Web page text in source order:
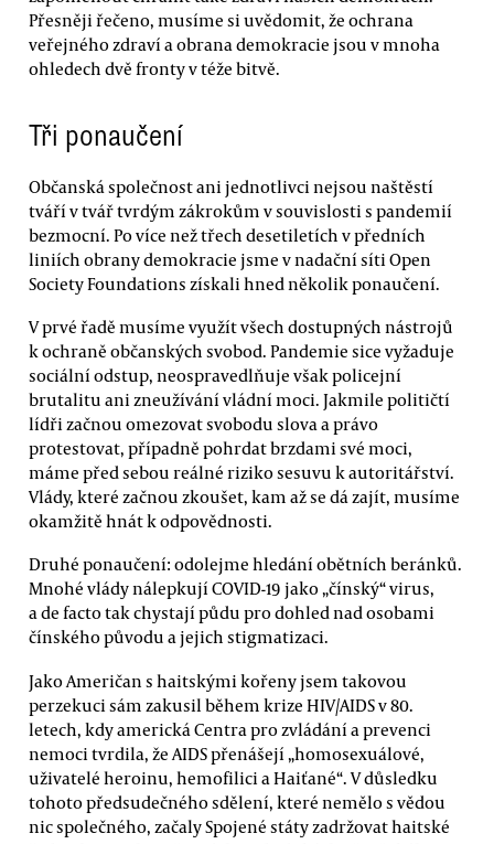
Přesněji řečeno, musíme si uvědomit, že ochrana
veřejného zdraví a obrana demokracie jsou v mnoha
ohledech dvě fronty v téže bitvě.
Tři ponaučení
Občanská společnost ani jednotlivci nejsou naštěstí
tváří v tvář tvrdým zákrokům v souvislosti s pandemií
bezmocní. Po více než třech desetiletích v předních
liniích obrany demokracie jsme v nadační síti Open
Society Foundations získali hned několik ponaučení.
V prvé řadě musíme využít všech dostupných nástrojů
k ochraně občanských svobod. Pandemie sice vyžaduje
sociální odstup, neospravedlňuje však policejní
brutalitu ani zneužívání vládní moci. Jakmile političtí
lídři začnou omezovat svobodu slova a právo
protestovat, případně pohrdat brzdami své moci,
máme před sebou reálné riziko sesuvu k autoritářství.
Vlády, které začnou zkoušet, kam až se dá zajít, musíme
okamžitě hnát k odpovědnosti.
Druhé ponaučení: odolejme hledání obětních beránků.
Mnohé vlády nálepkují COVID-19 jako „čínský“ virus,
a de facto tak chystají půdu pro dohled nad osobami
čínského původu a jejich stigmatizaci.
Jako Američan s haitskými kořeny jsem takovou
perzekuci sám zakusil během krize HIV/AIDS v 80.
letech, kdy americká Centra pro zvládání a prevenci
nemoci tvrdila, že AIDS přenášejí „homosexuálové,
uživatelé heroinu, hemofilici a Haiťané“. V důsledku
tohoto předsudečného sdělení, které nemělo s vědou
nic společného, začaly Spojené státy zadržovat haitské